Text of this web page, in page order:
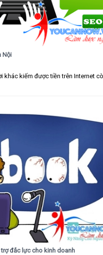
Nội
khác kiếm được tiền trên Internet
đắc lực cho kinh doanh